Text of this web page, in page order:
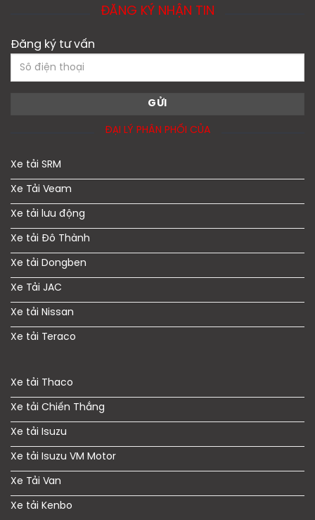
ĐĂNG KÝ NHẬN TIN
Đăng ký tư vấn
ĐẠI LÝ PHÂN PHỐI CỦA
Xe tải SRM
Xe Tải Veam
Xe tải lưu động
Xe tải Đô Thành
Xe tải Dongben
Xe Tải JAC
Xe tải Nissan
Xe tải Teraco
Xe tải Thaco
Xe tải Chiến Thắng
Xe tải Isuzu
Xe tải Isuzu VM Motor
Xe Tải Van
Xe tải Kenbo